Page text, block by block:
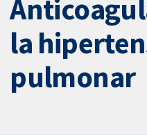
la
pulmonar